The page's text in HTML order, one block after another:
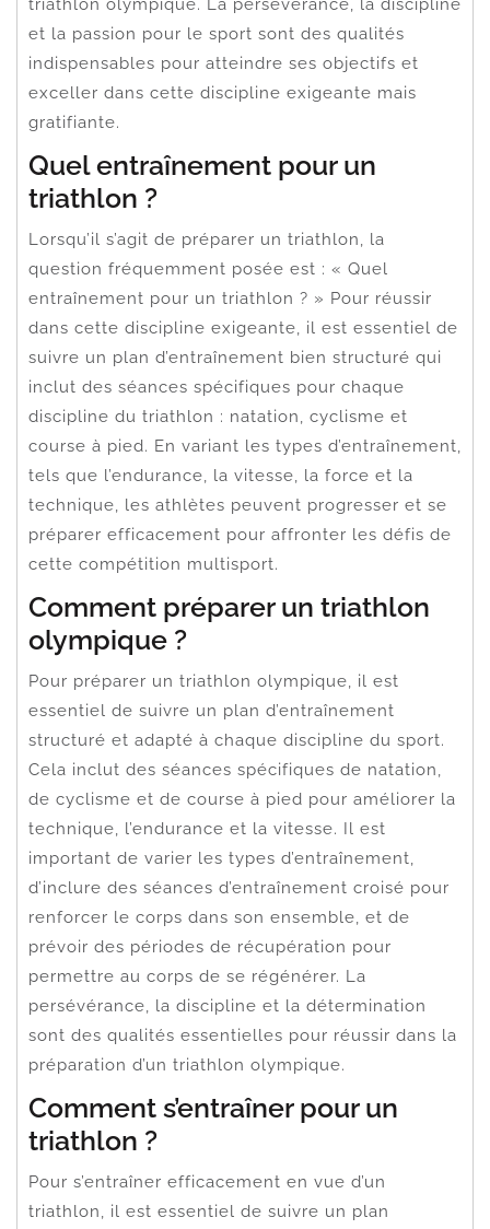
triathlon olympique. La persévérance, la discipline
et la passion pour le sport sont des qualités
indispensables pour atteindre ses objectifs et
exceller dans cette discipline exigeante mais
gratifiante.
Quel entraînement pour un
triathlon ?
Lorsqu’il s’agit de préparer un triathlon, la
question fréquemment posée est : « Quel
entraînement pour un triathlon ? » Pour réussir
dans cette discipline exigeante, il est essentiel de
suivre un plan d’entraînement bien structuré qui
inclut des séances spécifiques pour chaque
discipline du triathlon : natation, cyclisme et
course à pied. En variant les types d’entraînement,
tels que l’endurance, la vitesse, la force et la
technique, les athlètes peuvent progresser et se
préparer efficacement pour affronter les défis de
cette compétition multisport.
Comment préparer un triathlon
olympique ?
Pour préparer un triathlon olympique, il est
essentiel de suivre un plan d’entraînement
structuré et adapté à chaque discipline du sport.
Cela inclut des séances spécifiques de natation,
de cyclisme et de course à pied pour améliorer la
technique, l’endurance et la vitesse. Il est
important de varier les types d’entraînement,
d’inclure des séances d’entraînement croisé pour
renforcer le corps dans son ensemble, et de
prévoir des périodes de récupération pour
permettre au corps de se régénérer. La
persévérance, la discipline et la détermination
sont des qualités essentielles pour réussir dans la
préparation d’un triathlon olympique.
Comment s’entraîner pour un
triathlon ?
Pour s’entraîner efficacement en vue d’un
triathlon, il est essentiel de suivre un plan